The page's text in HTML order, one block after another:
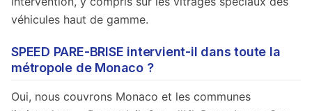
véhicules haut de gamme.
SPEED PARE-BRISE intervient-il dans toute la
métropole de Monaco ?
Oui, nous couvrons Monaco et les communes